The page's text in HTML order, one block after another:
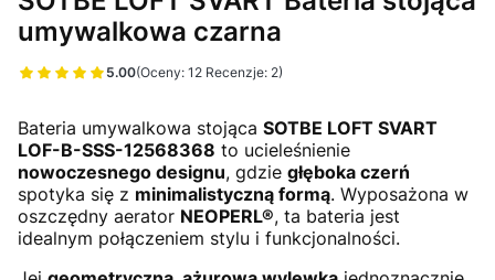
umywalkowa czarna
5.00(Oceny: 12 Recenzje: 2)
Przejdź do sekcji Opinie
Bateria umywalkowa stojąca SOTBE LOFT SVART
LOF-B-SSS-12568368 to ucieleśnienie
nowoczesnego designu, gdzie głęboka czerń
spotyka się z minimalistyczną formą. Wyposażona w
oszczędny aerator NEOPERL®, ta bateria jest
idealnym połączeniem stylu i funkcjonalności.